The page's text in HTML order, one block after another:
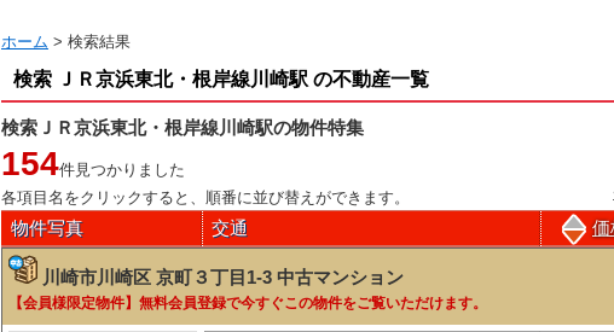
ホーム > 検索結果
検索 ＪＲ京浜東北・根岸線川崎駅 の不動産一覧
検索ＪＲ京浜東北・根岸線川崎駅の物件特集
154件見つかりました
各項目名をクリックすると、順番に並び替えができます。
物件写真 交通 価
川崎市川崎区 京町３丁目1-3 中古マンション
【会員様限定物件】無料会員登録で今すぐこの物件をご覧いただけます。